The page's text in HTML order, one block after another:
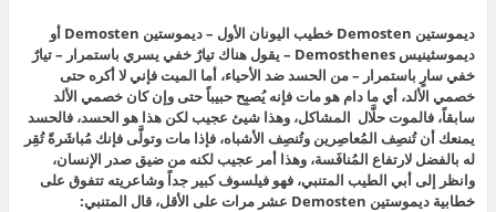
ديموستين Demosten خطيب اليونان الأول – ديموستين Demosten أو
ديموسثينيس Demosthenes – يقول هناك تيارٌ خفي يسري باستمرار – تيارٌ
خفي سارٍ باستمرار – من الحسد ضد الأحياء، أما الميت فإني لا أكره حتى
خصمي الألد، أي ما دام هو مات فإنه يُصبِح حبيباً حتى وإن كان خصمي الألد
سابقاً، فالموت حلَّال المشاكل، وهذا شيئ عجيب لكن هذا هو الحسد، فالحسد
يمنعك أن تُنصِف المُعاصِرين وتُنصِف الأشباه، فإذا مات وتولَّى فإنك مُباشَرةً تُقِر
له بالفضل لارتفاع المُنافَسة، وهذا أمر عجيب لكنه من ضيق صدر الإنسان،
وانظر إلى أبي الطيب المتنبي، فهو فيلسوف كبير جداً وشاعريته تتفوق على
خطابية ديموستين Demosten عشر مرات على الأقل، قال المتنبي: